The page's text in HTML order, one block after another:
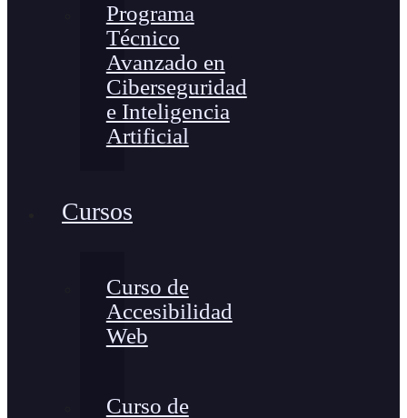
Programa
Técnico
Avanzado en
Ciberseguridad
e Inteligencia
Artificial
Cursos
Curso de
Accesibilidad
Web
Curso de